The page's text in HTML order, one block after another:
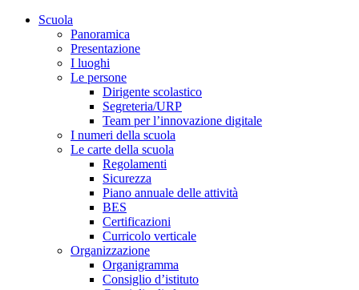
Scuola
Panoramica
Presentazione
I luoghi
Le persone
Dirigente scolastico
Segreteria/URP
Team per l’innovazione digitale
I numeri della scuola
Le carte della scuola
Regolamenti
Sicurezza
Piano annuale delle attività
BES
Certificazioni
Curricolo verticale
Organizzazione
Organigramma
Consiglio d’istituto